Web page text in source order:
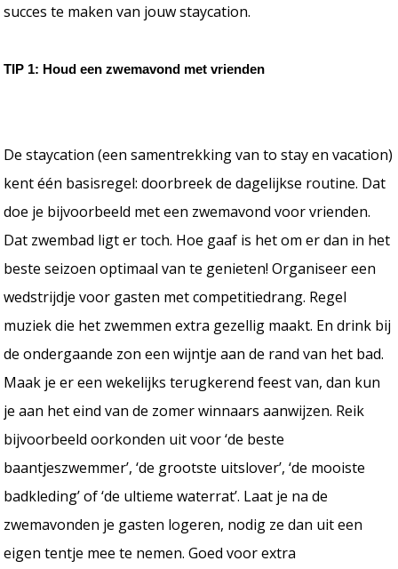
succes te maken van jouw staycation.
TIP 1: Houd een zwemavond met vrienden
De staycation (een samentrekking van to stay en vacation)
kent één basisregel: doorbreek de dagelijkse routine. Dat
doe je bijvoorbeeld met een zwemavond voor vrienden.
Dat zwembad ligt er toch. Hoe gaaf is het om er dan in het
beste seizoen optimaal van te genieten! Organiseer een
wedstrijdje voor gasten met competitiedrang. Regel
muziek die het zwemmen extra gezellig maakt. En drink bij
de ondergaande zon een wijntje aan de rand van het bad.
Maak je er een wekelijks terugkerend feest van, dan kun
je aan het eind van de zomer winnaars aanwijzen. Reik
bijvoorbeeld oorkonden uit voor ‘de beste
baantjeszwemmer’, ‘de grootste uitslover’, ‘de mooiste
badkleding’ of ‘de ultieme waterrat’. Laat je na de
zwemavonden je gasten logeren, nodig ze dan uit een
eigen tentje mee te nemen. Goed voor extra